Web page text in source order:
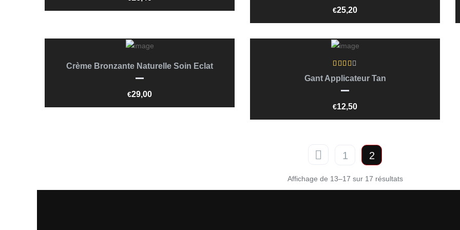
25,20
€
Ajouter Au Panier
Crème Bronzante Naturelle Soin Eclat
29,00
€
Ajouter Au Panier
Gant Applicateur Tan
12,50
€
1 2
Affichage de 13–17 sur 17 résultats